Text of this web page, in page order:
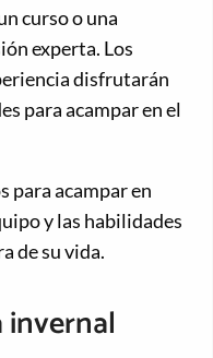
curso o una
experta. Los
disfrutarán
para acampar en el
para acampar en
y las habilidades
de su vida.
invernal